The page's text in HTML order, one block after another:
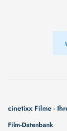
cinetixx Filme -
Film-Datenbank